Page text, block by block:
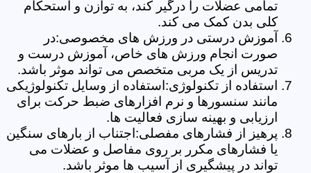
تمامی عضلات را درگیر کند، به توازن و استحکام
کلی بدن کمک می کند.
آموزش درستی در ورزش های مخصوصی:در
صورت انجام ورزش های خاص، آموزش درست و
تدریس از یک مربی متخصص می تواند موثر باشد.
استفاده از تکنولوژی:استفاده از وسایل تکنولوژیکی
مانند سنسورها و نرم افزارهای ضبط حرکت برای
ارزیابی و بهینه سازی فعالیت ها.
پرهیز از فشارهای مفصلی:اجتناب از بارهای سنگین
یا فشارهای مکرر بر روی مفاصل و عضلات می
تواند در پیشگیری از آسیب ها موثر باشد.